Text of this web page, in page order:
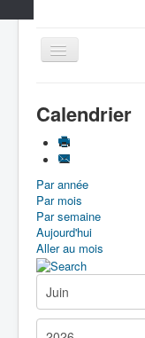
Basculer
la
La Fédération
Vie fédérale
Examens
Le Magazine
Les Médailles
Boîte à Outils
Contact
Calendrier
Par année
Par mois
Par semaine
Aujourd'hui
Aller au mois